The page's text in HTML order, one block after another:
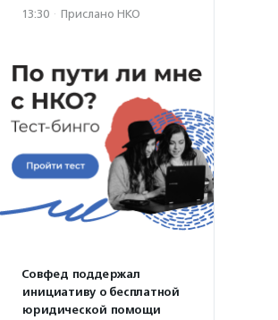
13:30 · Прислано НКО
Совфед поддержал
инициативу о бесплатной
юридической помощи